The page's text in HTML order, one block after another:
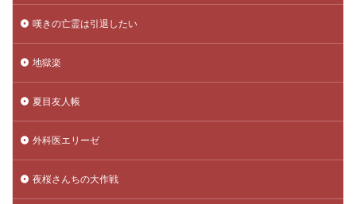
嘆きの亡霊は引退したい
地獄楽
夏目友人帳
外科医エリーゼ
夜桜さんちの大作戦